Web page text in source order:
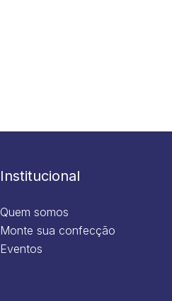
Institucional
Quem somos
Monte sua confecção
Eventos